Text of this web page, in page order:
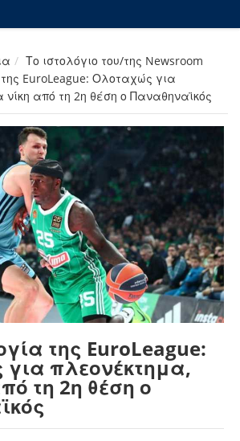
Το ιστολόγιο του/της Newsroom
EuroLeague: Ολοταχώς για
από τη 2η θέση ο Παναθηναϊκός
της EuroLeague:
πλεονέκτημα,
τη 2η θέση ο